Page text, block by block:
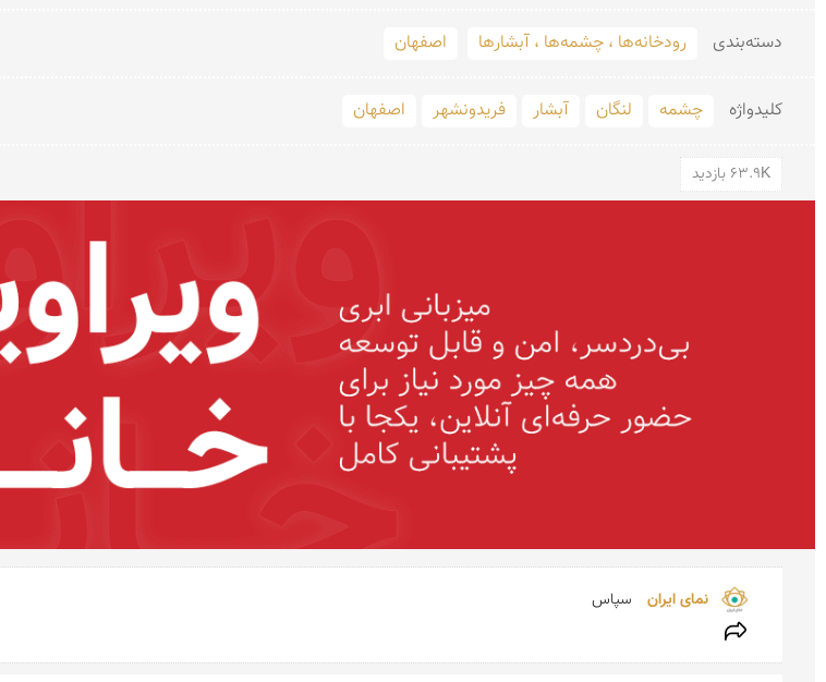
دسته‌بندی رودخانه‌ها ، چشمه‌ها ، آبشارها اصفهان
کلید‌واژه چشمه لنگان آبشار فریدونشهر اصفهان
63.9K بازدید
نمای ایران سپاس